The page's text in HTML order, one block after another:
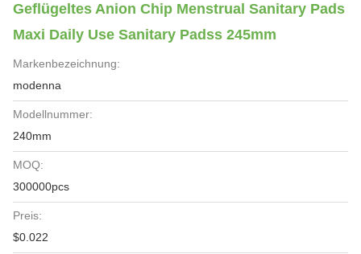
Geflügeltes Anion Chip Menstrual Sanitary Pads
Maxi Daily Use Sanitary Padss 245mm
Markenbezeichnung:
modenna
Modellnummer:
240mm
MOQ:
300000pcs
Preis:
$0.022